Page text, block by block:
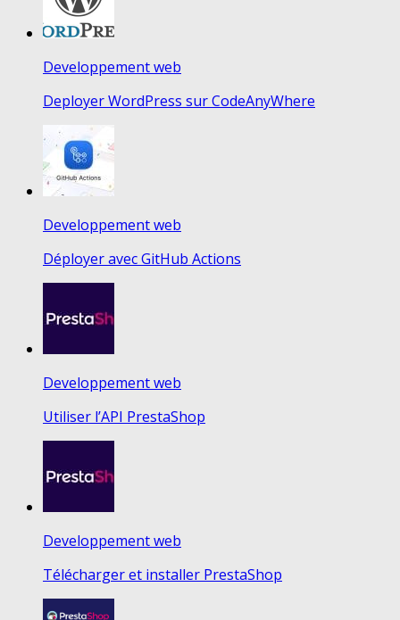
Developpement web
Deployer WordPress sur CodeAnyWhere
Developpement web
Déployer avec GitHub Actions
Developpement web
Utiliser l’API PrestaShop
Developpement web
Télécharger et installer PrestaShop